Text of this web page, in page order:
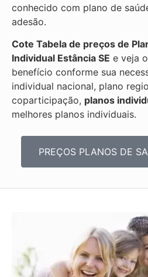
conhecido com plano de
adesão.
Cote Tabela de preços de
Individual Estância SE e veja
benefício conforme sua
individual nacional, plano
coparticipação, planos
melhores planos individuais.
PREÇOS PLANOS DE